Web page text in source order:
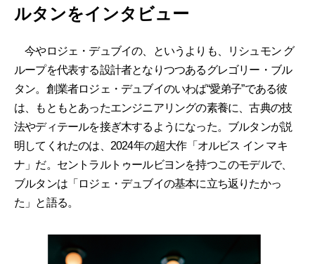
ルタンをインタビュー
今やロジェ・デュブイの、というよりも、リシュモン グ
ループを代表する設計者となりつつあるグレゴリー・ブル
タン。創業者ロジェ・デュブイのいわば“愛弟子”である彼
は、もともとあったエンジニアリングの素養に、古典の技
法やディテールを接ぎ木するようになった。ブルタンが説
明してくれたのは、2024年の超大作「オルビス イン マキ
ナ」だ。セントラルトゥールビヨンを持つこのモデルで、
ブルタンは「ロジェ・デュブイの基本に立ち返りたかっ
た」と語る。